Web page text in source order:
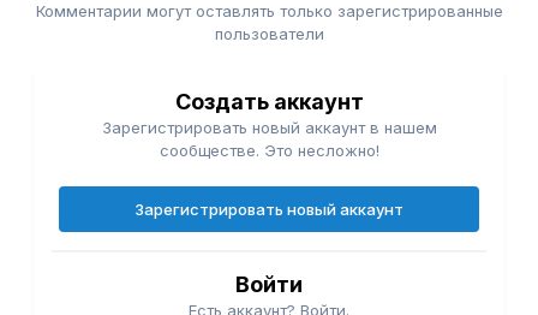
Комментарии могут оставлять только зарегистрированные
пользователи
Создать аккаунт
Зарегистрировать новый аккаунт в нашем
сообществе. Это несложно!
Зарегистрировать новый аккаунт
Войти
Есть аккаунт? Войти.